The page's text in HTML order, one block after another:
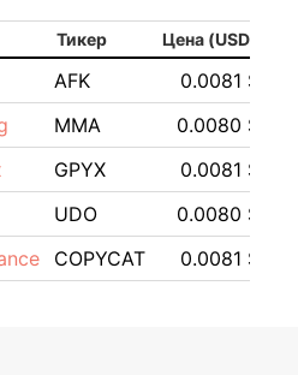
Тикер Цена (USD)
AFK
0.0081 $
MMA
0.0080 $
GPYX
0.0081 $
UDO
0.0080 $
COPYCAT 0.0081 $